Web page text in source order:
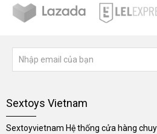
Sextoys Vietnam
Sextoyvietnam Hệ thống cửa hàng